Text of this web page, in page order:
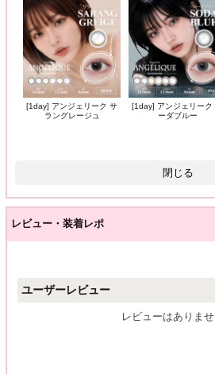
[1day] アンジェリーク サ
ラングレージュ
[1day] アンジェリーク
ーダブルー
閉じる
レビュー・装着レポ
ユーザーレビュー
レビューはありませ